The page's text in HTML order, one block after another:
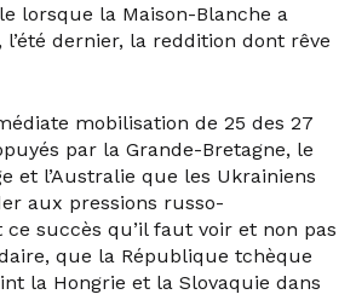
lorsque la Maison-Blanche a
dernier, la reddition dont rêve
mobilisation de 25 des 27
par la Grande-Bretagne, le
et l’Australie que les Ukrainiens
aux pressions russo-
ce succès qu’il faut voir et non pas
que la République tchèque
la Hongrie et la Slovaquie dans